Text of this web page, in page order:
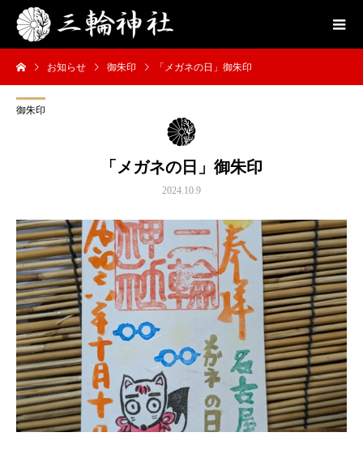
お知らせ 御朱印 「メガネの日」御朱印
御朱印
「メガネの日」御朱印
2024.10.9